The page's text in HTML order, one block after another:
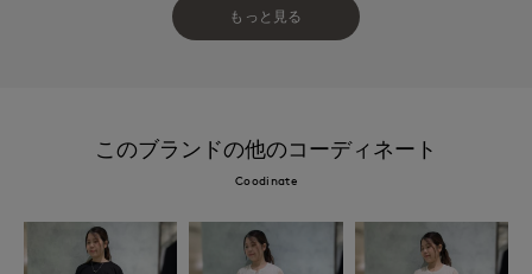
もっと見る
このブランドの他のコーディネート
Coodinate